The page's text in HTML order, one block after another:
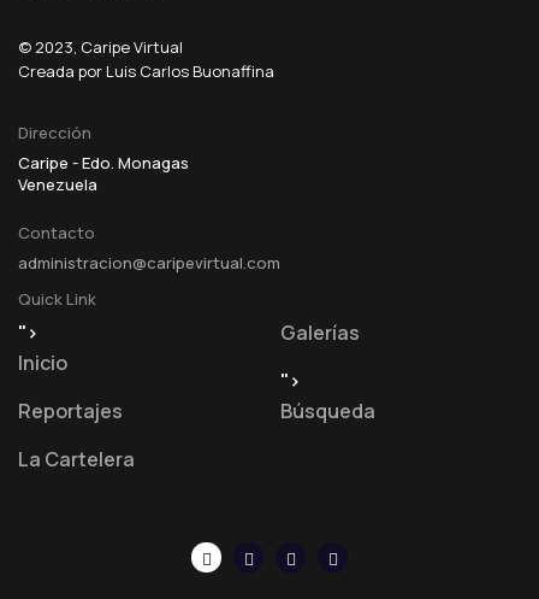
© 2023, Caripe Virtual
Creada por Luis Carlos Buonaffina
Dirección
Caripe - Edo. Monagas
Venezuela
Contacto
administracion@caripevirtual.com
Quick Link
">
Inicio
Reportajes
La Cartelera
Galerías
">
Búsqueda